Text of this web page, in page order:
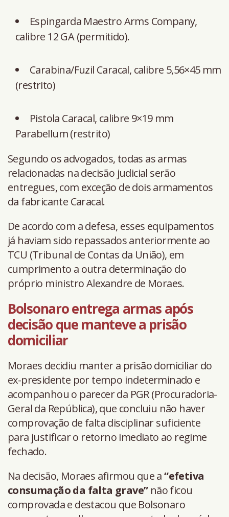
Espingarda Maestro Arms Company,
calibre 12 GA (permitido).
Carabina/Fuzil Caracal, calibre 5,56×45 mm
(restrito)
Pistola Caracal, calibre 9×19 mm
Parabellum (restrito)
Segundo os advogados, todas as armas
relacionadas na decisão judicial serão
entregues, com exceção de dois armamentos
da fabricante Caracal.
De acordo com a defesa, esses equipamentos
já haviam sido repassados anteriormente ao
TCU (Tribunal de Contas da União), em
cumprimento a outra determinação do
próprio ministro Alexandre de Moraes.
Bolsonaro entrega armas após
decisão que manteve a prisão
domiciliar
Moraes decidiu manter a prisão domiciliar do
ex-presidente por tempo indeterminado e
acompanhou o parecer da PGR (Procuradoria-
Geral da República), que concluiu não haver
comprovação de falta disciplinar suficiente
para justificar o retorno imediato ao regime
fechado.
Na decisão, Moraes afirmou que a“efetiva
consumação da falta grave” não ficou
comprovada e destacou que Bolsonaro